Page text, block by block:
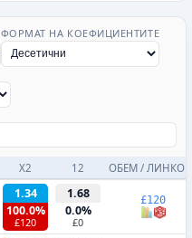
ФОРМАТ НА КОЕФИЦИЕНТИТЕ
X2 12 ОБЕМ /
1.34
100.0%
£120
1.68
0.0%
£0
£120